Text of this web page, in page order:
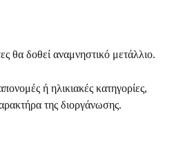
θα δοθεί αναμνηστικό μετάλλιο.
ή ηλικιακές κατηγορίες,
της διοργάνωσης.